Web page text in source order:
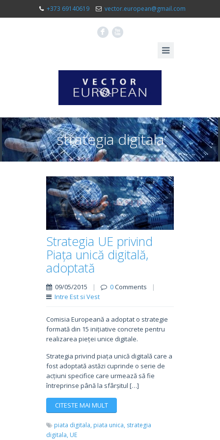
+373 69140619 vector.european@gmail.com
F X
strategia digitala
Strategia UE privind
Piața unică digitală,
adoptată
09/05/2015 | 0Comments
|
Intre Est si Vest
Comisia Europeană a adoptat o strategie
formată din 15 inițiative concrete pentru
realizarea pieței unice digitale.
Strategia privind piața unică digitală care a
fost adoptată astăzi cuprinde o serie de
acțiuni specifice care urmează să fie
întreprinse până la sfârșitul […]
CITESTE MAI MULT
piata digitala, piata unica, strategia
digitala, UE